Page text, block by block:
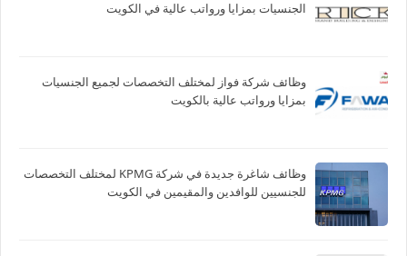
الجنسيات بمزايا ورواتب عالية في الكويت
وظائف شركة فواز لمختلف التخصصات لجميع الجنسيات
بمزايا ورواتب عالية بالكويت
وظائف شاغرة جديدة في شركة ‏KPMG لمختلف التخصصات
للجنسيين للوافدين والمقيمين في الكويت